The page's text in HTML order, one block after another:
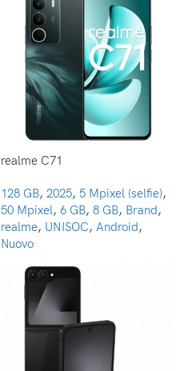
realme C71
128 GB, 2025, 5 Mpixel (selfie),
50 Mpixel, 6 GB, 8 GB, Brand,
realme, UNISOC, Android,
Nuovo